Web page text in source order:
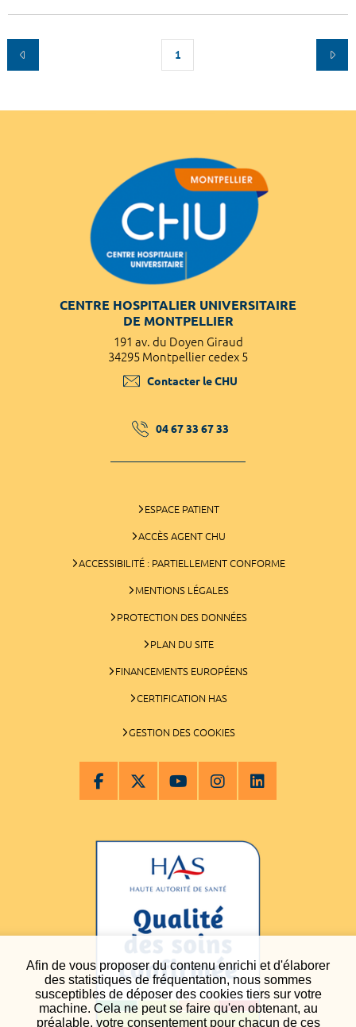
Afin de vous proposer du contenu enrichi et d'élaborer
des statistiques de fréquentation, nous sommes
susceptibles de déposer des cookies tiers sur votre
machine. Cela ne peut se faire qu'en obtenant, au
préalable, votre consentement pour chacun de ces
1
CENTRE HOSPITALIER UNIVERSITAIRE
DE MONTPELLIER
191 av. du Doyen Giraud
34295 Montpellier cedex 5
Contacter le CHU
04 67 33 67 33
ESPACE PATIENT
ACCÈS AGENT CHU
ACCESSIBILITÉ : PARTIELLEMENT CONFORME
MENTIONS LÉGALES
PROTECTION DES DONNÉES
PLAN DU SITE
FINANCEMENTS EUROPÉENS
CERTIFICATION HAS
GESTION DES COOKIES